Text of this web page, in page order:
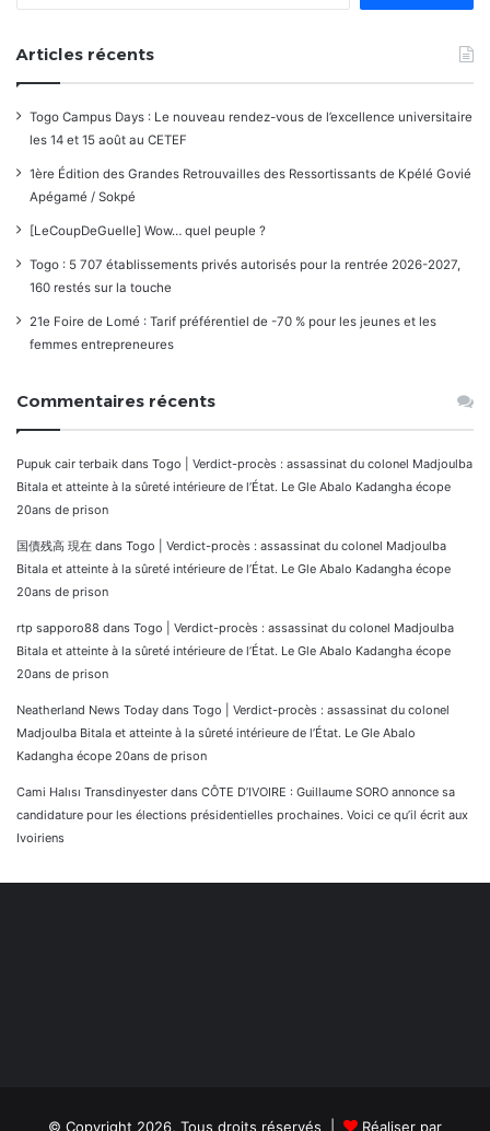
Articles récents
Togo Campus Days : Le nouveau rendez-vous de l’excellence universitaire
les 14 et 15 août au CETEF
1ère Édition des Grandes Retrouvailles des Ressortissants de Kpélé Govié
Apégamé / Sokpé
[LeCoupDeGuelle] Wow… quel peuple ?
Togo : 5 707 établissements privés autorisés pour la rentrée 2026-2027,
160 restés sur la touche
21e Foire de Lomé : Tarif préférentiel de -70 % pour les jeunes et les
femmes entrepreneures
Commentaires récents
Pupuk cair terbaik dans Togo | Verdict-procès : assassinat du colonel Madjoulba
Bitala et atteinte à la sûreté intérieure de l’État. Le Gle Abalo Kadangha écope
20ans de prison
国債残高 現在 dans Togo | Verdict-procès : assassinat du colonel Madjoulba
Bitala et atteinte à la sûreté intérieure de l’État. Le Gle Abalo Kadangha écope
20ans de prison
rtp sapporo88 dans Togo | Verdict-procès : assassinat du colonel Madjoulba
Bitala et atteinte à la sûreté intérieure de l’État. Le Gle Abalo Kadangha écope
20ans de prison
Neatherland News Today dans Togo | Verdict-procès : assassinat du colonel
Madjoulba Bitala et atteinte à la sûreté intérieure de l’État. Le Gle Abalo
Kadangha écope 20ans de prison
Cami Halısı Transdinyester dans CÔTE D’IVOIRE : Guillaume SORO annonce sa
candidature pour les élections présidentielles prochaines. Voici ce qu’il écrit aux
Ivoiriens
© Copyright 2026, Tous droits réservés | Réaliser par